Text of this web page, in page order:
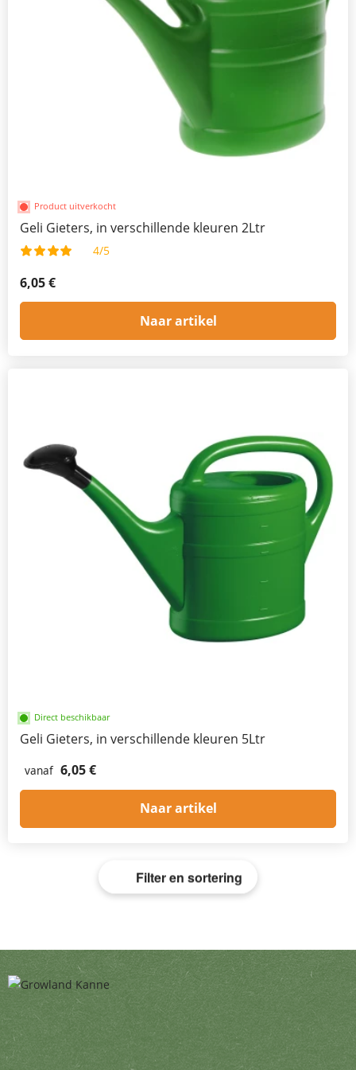
Filter en sortering
Product uitverkocht
Geli Gieters, in verschillende kleuren 2Ltr
4/5
6,05 €
Naar artikel
Direct beschikbaar
Geli Gieters, in verschillende kleuren 5Ltr
vanaf 6,05 €
Naar artikel